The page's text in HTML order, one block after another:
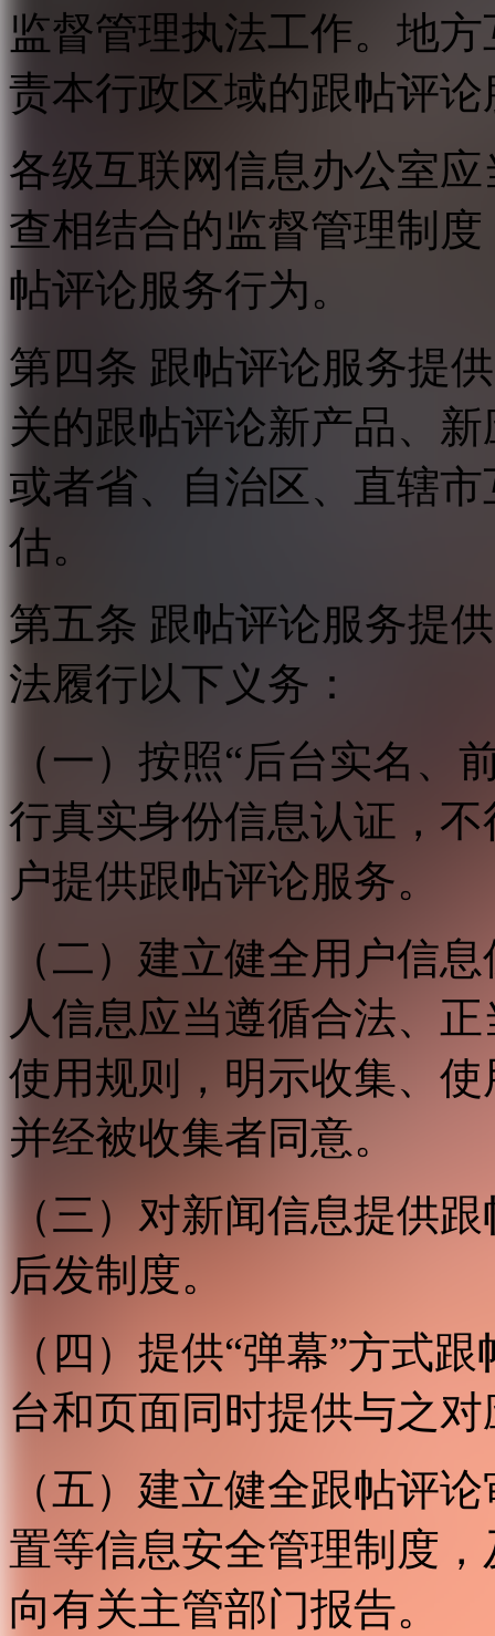
监督管理执法工作。地
责本行政区域的跟帖评
各级互联网信息办公室
查相结合的监督管理制
帖评论服务行为。
第四条 跟帖评论服务提
关的跟帖评论新产品、
或者省、自治区、直辖
估。
第五条 跟帖评论服务提
法履行以下义务：
（一）按照“后台实名、
行真实身份信息认证，
户提供跟帖评论服务。
（二）建立健全用户信
人信息应当遵循合法、
使用规则，明示收集、
并经被收集者同意。
（三）对新闻信息提供
后发制度。
（四）提供“弹幕”方式
台和页面同时提供与之
（五）建立健全跟帖评
置等信息安全管理制度
向有关主管部门报告。